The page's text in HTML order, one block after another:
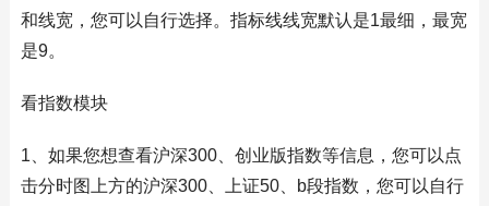
和线宽，您可以自行选择。指标线线宽默认是1最细，最宽
是9。
看指数模块
1、如果您想查看沪深300、创业版指数等信息，您可以点
击分时图上方的沪深300、上证50、b段指数，您可以自行